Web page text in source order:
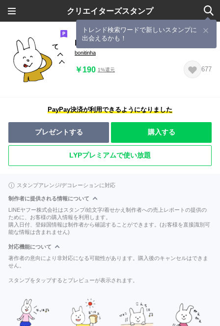
クリエイターズスタンプ
トレンド検索ワードで新しいスタンプに
出会えるかも！
白うさぎの気持ち
bonitinha
￥190 1%還元 677
PayPay決済が利用できるようになりました
プレゼントする 購入する
LYPプレミアムで使い放題
スタンプアレンジ/デコレーションに対応
制作者に提供される情報について
LINEヤフー株式会社はスタンプ/絵文字/着せかえ制作者への売上レポートの提供の
ために、お客様の購入情報を利用します。
購入日付、登録国情報は制作者から確認することができます。(お客様を直接識別可
能な情報は含まれません)
対応機能について
著作者の意向により非対応になる可能性があります。購入後のキャンセルはできま
せん。
スタンプをタップするとプレビューが表示されます。